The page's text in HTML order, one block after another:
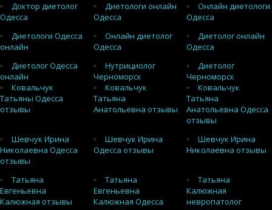
Доктор диетолог
Одесса
Диетологи онлайн
Одесса
Онлайн диетологи
Одесса
Диетологи Одесса
онлайн
Онлайн диетолог
Одесса
Диетолог онлайн
Одесса
Диетолог Одесса
онлайн
Нутрициолог
Черноморск
Диетолог
Черноморск
Ковальчук
Татьяны Одесса
отзывы
Ковальчук
Татьяна
Анатольевна отзывы
Ковальчук
Татьяна
Анатольевна Одесса
отзывы
Шевчук Ирина
Николаевна Одесса
отзывы
Шевчук Ирина
Одесса отзывы
Шевчук Ирина
Николаевна отзывы
Татьяна
Евгеньевна
Калюжная отзывы
Татьяна
Евгеньевна
Калюжная Одесса
Татьяна
Калюжная
невропатолог